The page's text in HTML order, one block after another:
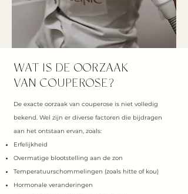
WAT IS DE OORZAAK
VAN COUPEROSE?
De exacte oorzaak van couperose is niet volledig
bekend. Wel zijn er diverse factoren die bijdragen
aan het ontstaan ervan, zoals:
Erfelijkheid
Overmatige blootstelling aan de zon
Temperatuurschommelingen (zoals hitte of kou)
Hormonale veranderingen